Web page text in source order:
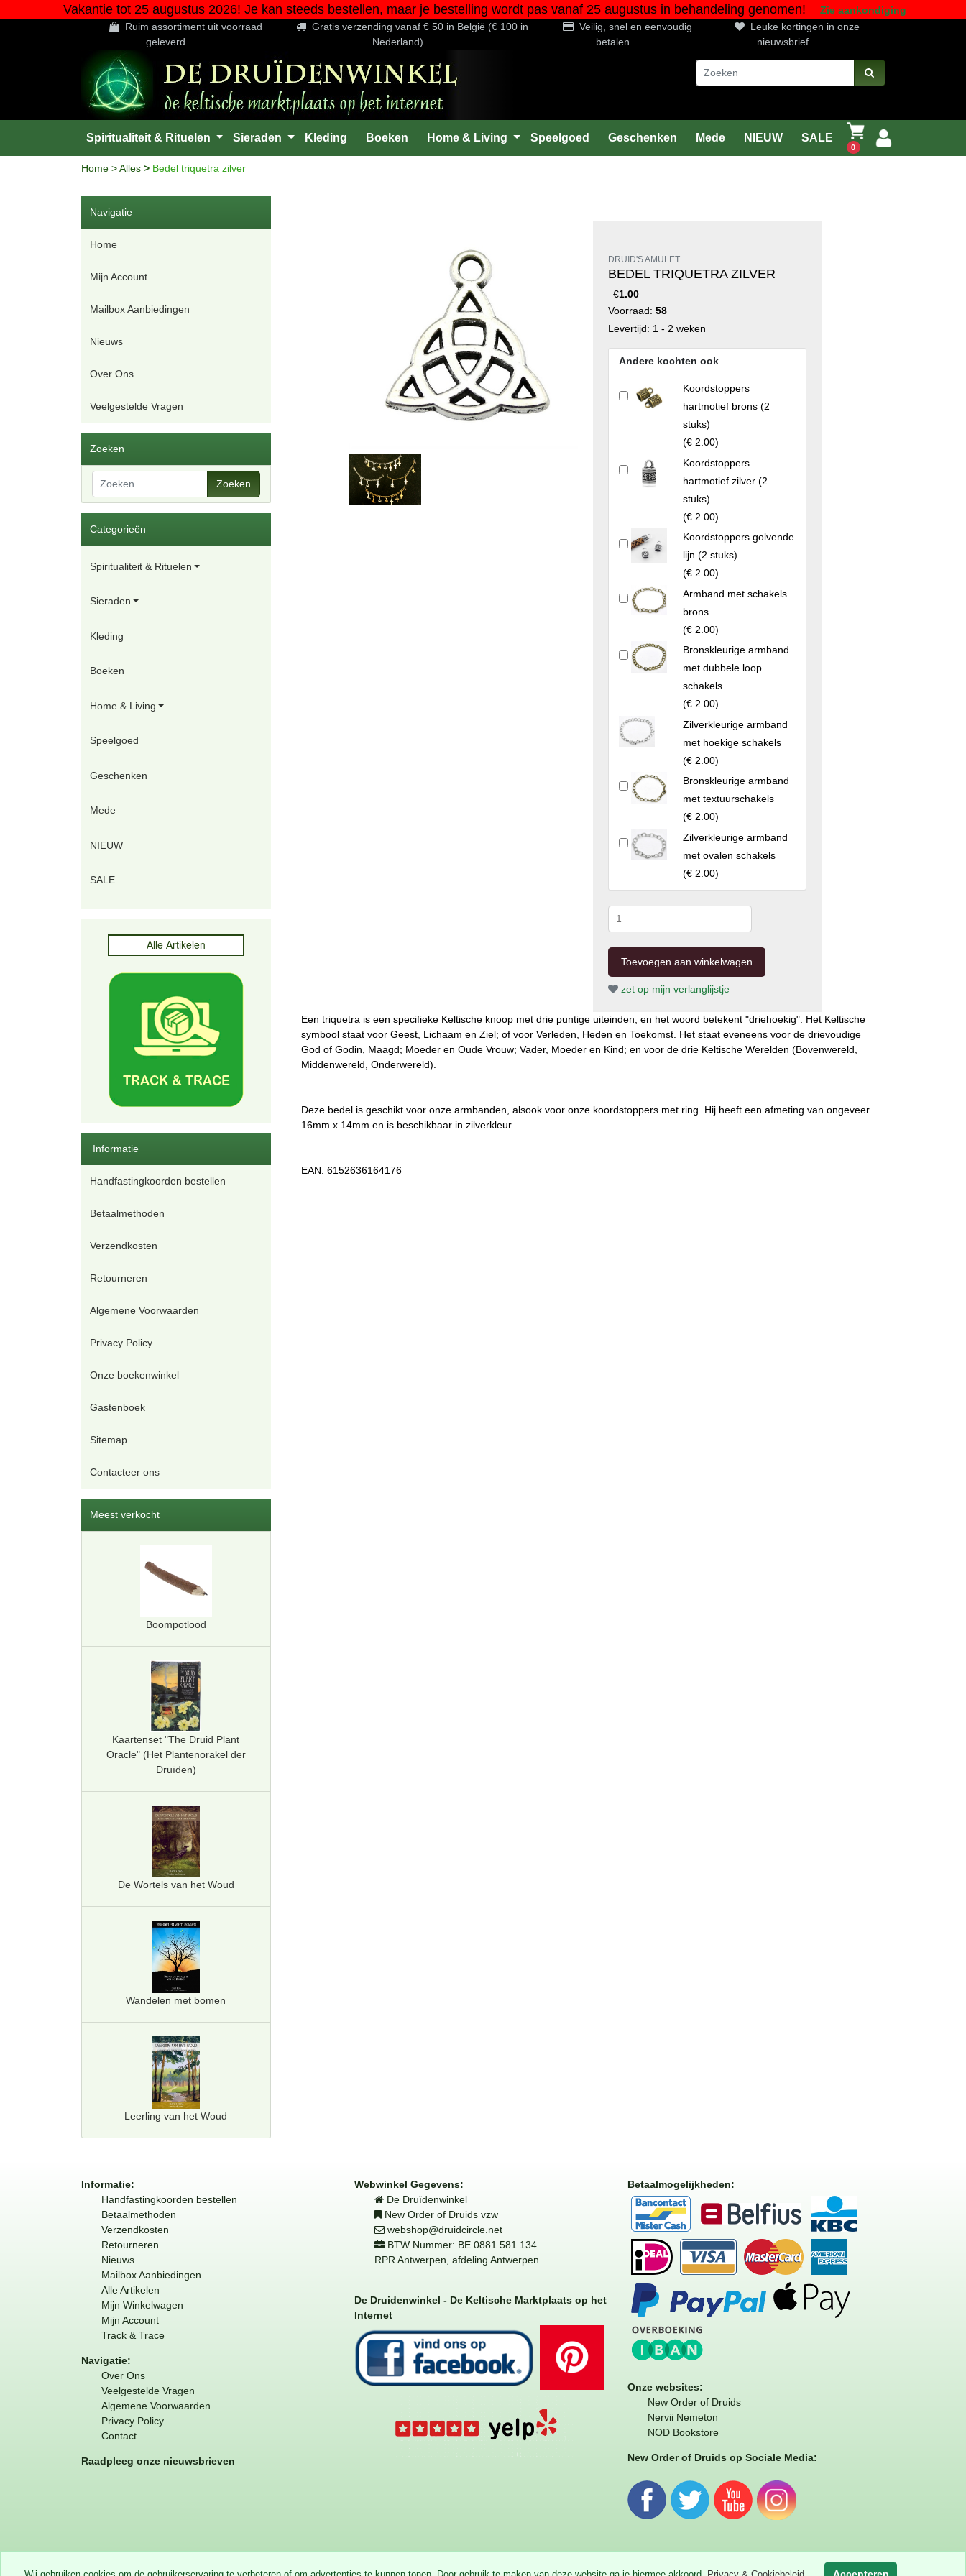
Vakantie tot 25 augustus 2026! Je kan steeds bestellen, maar je bestelling wordt pas vanaf 25 augustus in behandeling genomen!
Zie aankondiging
Ruim assortiment uit voorraad
geleverd
Gratis verzending vanaf € 50 in België (€ 100 in
Nederland)
Veilig, snel en eenvoudig
betalen
Leuke kortingen in onze
nieuwsbrief
Spiritualiteit & Rituelen Sieraden Kleding Boeken Home & Living Speelgoed Geschenken Mede NIEUW SALE
0
Home >Alles > Bedel triquetra zilver
Navigatie
Home
Mijn Account
Mailbox Aanbiedingen
Nieuws
Over Ons
Veelgestelde Vragen
Zoeken
Zoeken
Categorieën
Spiritualiteit & Rituelen
Sieraden
Kleding
Boeken
Home & Living
Speelgoed
Geschenken
Mede
NIEUW
SALE
Informatie
Handfastingkoorden bestellen
Betaalmethoden
Verzendkosten
Retourneren
Algemene Voorwaarden
Privacy Policy
Onze boekenwinkel
Gastenboek
Sitemap
Contacteer ons
Meest verkocht
Boompotlood
Kaartenset "The Druid Plant
Oracle" (Het Plantenorakel der
Druïden)
De Wortels van het Woud
Wandelen met bomen
Leerling van het Woud
DRUID'S AMULET
BEDEL TRIQUETRA ZILVER
€1.00
Voorraad: 58
Levertijd: 1 - 2 weken
Andere kochten ook
Koordstoppers
hartmotief brons (2
stuks)
(€ 2.00)
Koordstoppers
hartmotief zilver (2
stuks)
(€ 2.00)
Koordstoppers golvende
lijn (2 stuks)
(€ 2.00)
Armband met schakels
brons
(€ 2.00)
Bronskleurige armband
met dubbele loop
schakels
(€ 2.00)
Zilverkleurige armband
met hoekige schakels
(€ 2.00)
Bronskleurige armband
met textuurschakels
(€ 2.00)
Zilverkleurige armband
met ovalen schakels
(€ 2.00)
zet op mijn verlanglijstje
Een triquetra is een specifieke Keltische knoop met drie puntige uiteinden, en het woord betekent "driehoekig". Het Keltische
symbool staat voor Geest, Lichaam en Ziel; of voor Verleden, Heden en Toekomst. Het staat eveneens voor de drievoudige
God of Godin, Maagd; Moeder en Oude Vrouw; Vader, Moeder en Kind; en voor de drie Keltische Werelden (Bovenwereld,
Middenwereld, Onderwereld).
Deze bedel is geschikt voor onze armbanden, alsook voor onze koordstoppers met ring. Hij heeft een afmeting van ongeveer
16mm x 14mm en is beschikbaar in zilverkleur.
EAN: 6152636164176
Informatie:
Handfastingkoorden bestellen
Betaalmethoden
Verzendkosten
Retourneren
Nieuws
Mailbox Aanbiedingen
Alle Artikelen
Mijn Winkelwagen
Mijn Account
Track & Trace
Navigatie:
Over Ons
Veelgestelde Vragen
Algemene Voorwaarden
Privacy Policy
Contact
Raadpleeg onze nieuwsbrieven
Webwinkel Gegevens:
De Druïdenwinkel
New Order of Druids vzw
webshop@druidcircle.net
BTW Nummer: BE 0881 581 134
RPR Antwerpen, afdeling Antwerpen
De Druidenwinkel - De Keltische Marktplaats op het
Internet
Betaalmogelijkheden:
Onze websites:
New Order of Druids
Nervii Nemeton
NOD Bookstore
New Order of Druids op Sociale Media: